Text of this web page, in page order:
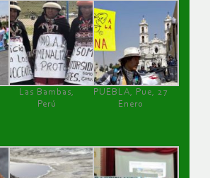
Las Bambas,
Perú
PUEBLA, Pue, 27
Enero